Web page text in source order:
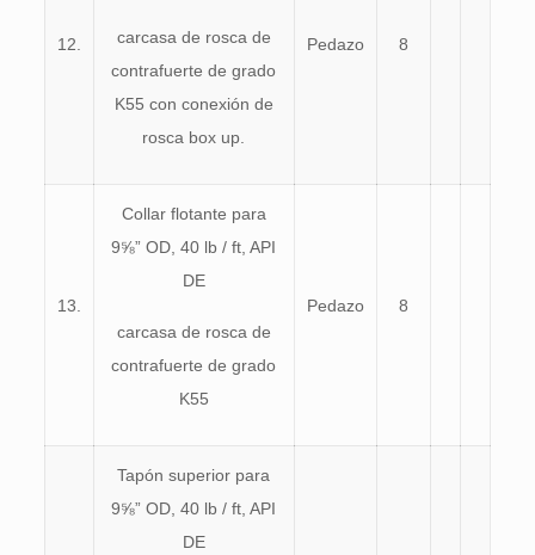
12.
carcasa de rosca de
contrafuerte de grado
K55 con conexión de
rosca box up.
Pedazo 8
13.
Collar flotante para
9⅝” OD, 40 lb / ft, API
DE
carcasa de rosca de
contrafuerte de grado
K55
Pedazo 8
Tapón superior para
9⅝” OD, 40 lb / ft, API
DE